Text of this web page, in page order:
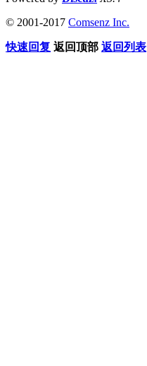
© 2001-2017 Comsenz Inc.
快速回复 返回顶部 返回列表